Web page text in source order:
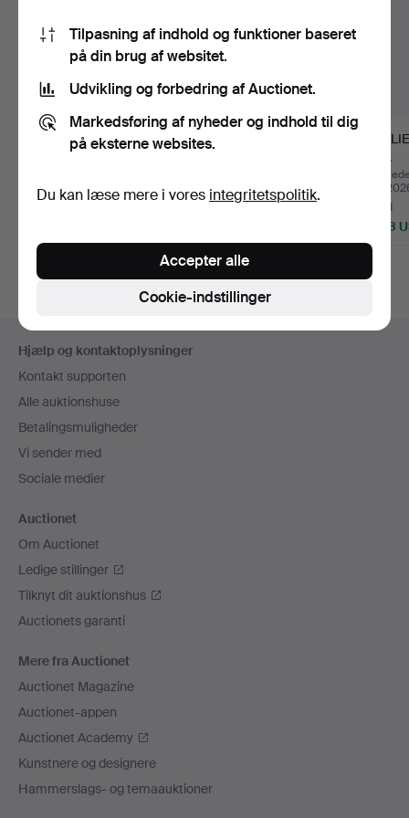
COLLIER, granat/sølv.
2026
HALSKÆDE, angiveligt
jun 2026
guld.
maj
5 bud
1.423
Sidefodsnavigation
Hjælp og kontaktoplysninger
Kontakt supporten
Alle auktionshuse
Betalingsmuligheder
Vi sender med
Sociale medier
Auctionet
Om Auctionet
Ledige stillinger
Tilknyt dit auktionshus
Auctionets garanti
Mere fra Auctionet
Auctionet Magazine
Auctionet-appen
Auctionet Academy
Kunstnere og designere
Hammerslags- og temaauktioner
Tilpasning af indhold og funktioner baseret
på din brug af websitet.
Udvikling og forbedring af Auctionet.
Markedsføring af nyheder og indhold til dig
på eksterne websites.
Du kan læse mere i vores integritetspolitik.
Cookie-indstillinger
Accepter alle